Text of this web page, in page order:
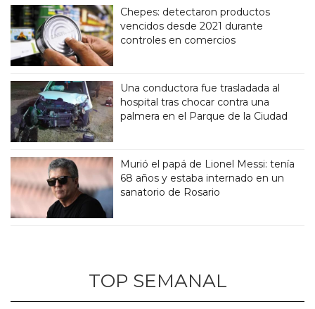
Chepes: detectaron productos
vencidos desde 2021 durante
controles en comercios
Una conductora fue trasladada al
hospital tras chocar contra una
palmera en el Parque de la Ciudad
Murió el papá de Lionel Messi: tenía
68 años y estaba internado en un
sanatorio de Rosario
TOP SEMANAL